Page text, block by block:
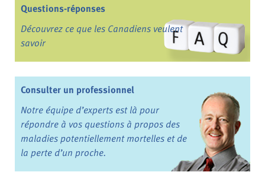
Questions-réponses
Découvrez ce que les Canadiens veulent
savoir
Consulter un professionnel
Notre équipe d’experts est là pour
répondre à vos questions à propos des
maladies potentiellement mortelles et de
la perte d’un proche.